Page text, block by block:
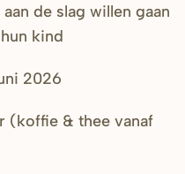
de slag willen gaan
kind
2026
(koffie & thee vanaf